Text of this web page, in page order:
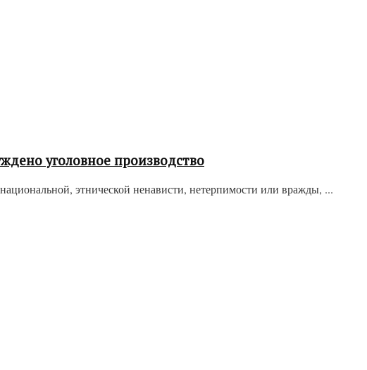
уголовное производство
этнической ненависти, нетерпимости или вражды, ...